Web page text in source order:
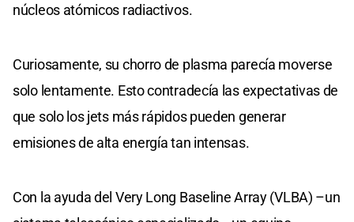
núcleos atómicos radiactivos.
Curiosamente, su chorro de plasma parecía moverse
solo lentamente. Esto contradecía las expectativas de
que solo los jets más rápidos pueden generar
emisiones de alta energía tan intensas.
Con la ayuda del Very Long Baseline Array (VLBA) –un